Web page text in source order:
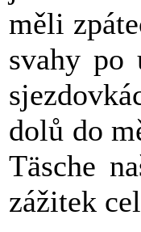
měli
svahy po
dolů do
Täsche
zážitek